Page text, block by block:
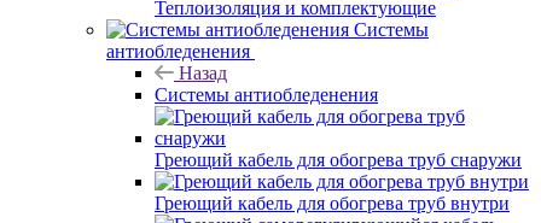
Теплоизоляция и комплектующие
Системы
антиобледенения
Назад
Системы антиобледенения
Греющий кабель для обогрева труб снаружи
Греющий кабель для обогрева труб внутри